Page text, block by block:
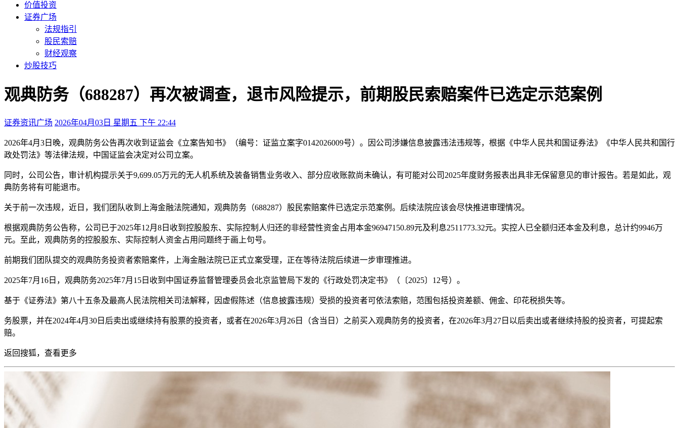
价值投资
证券广场
法规指引
股民索赔
财经观察
炒股技巧
观典防务（688287）再次被调查，退市风险提示，前期股民索赔案件已选定示范案例
证券资讯广场 2026年04月03日 星期五 下午 22:44
2026年4月3日晚，观典防务公告再次收到证监会《立案告知书》（编号：证监立案字0142026009号）。因公司涉嫌信息披露违法违规等，根据《中华人民共和国证券法》《中华人民共和国行
政处罚法》等法律法规，中国证监会决定对公司立案。
同时，公司公告，审计机构提示关于9,699.05万元的无人机系统及装备销售业务收入、部分应收账款尚未确认，有可能对公司2025年度财务报表出具非无保留意见的审计报告。若是如此，观
典防务将有可能退市。
关于前一次违规，近日，我们团队收到上海金融法院通知，观典防务（688287）股民索赔案件已选定示范案例。后续法院应该会尽快推进审理情况。
根据观典防务公告称，公司已于2025年12月8日收到控股股东、实际控制人归还的非经营性资金占用本金96947150.89元及利息2511773.32元。实控人已全额归还本金及利息，总计约9946万
元。至此，观典防务的控股股东、实际控制人资金占用问题终于画上句号。
前期我们团队提交的观典防务投资者索赔案件，上海金融法院已正式立案受理，正在等待法院后续进一步审理推进。
2025年7月16日，观典防务2025年7月15日收到中国证券监督管理委员会北京监管局下发的《行政处罚决定书》（〔2025〕12号）。
基于《证券法》第八十五条及最高人民法院相关司法解释，因虚假陈述（信息披露违规）受损的投资者可依法索赔，范围包括投资差额、佣金、印花税损失等。
务股票，并在2024年4月30日后卖出或继续持有股票的投资者，或者在2026年3月26日（含当日）之前买入观典防务的投资者，在2026年3月27日以后卖出或者继续持股的投资者，可提起索
赔。
返回搜狐，查看更多